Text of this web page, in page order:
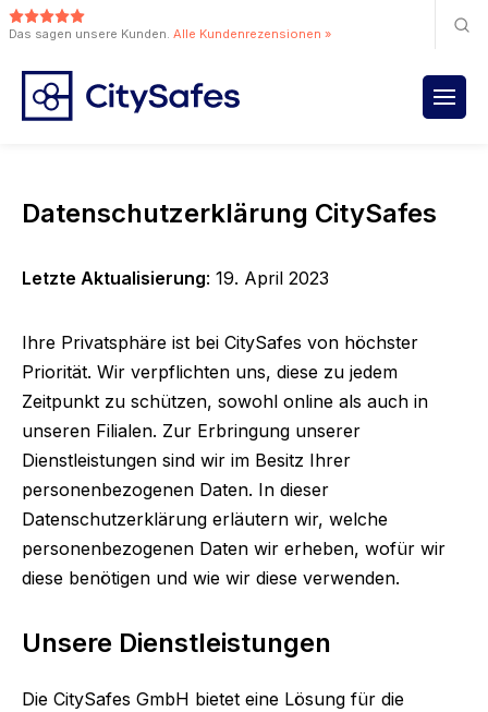
Das sagen unsere Kunden. Alle Kundenrezensionen »
Datenschutzerklärung CitySafes
Letzte Aktualisierung: 19. April 2023
Ihre Privatsphäre ist bei CitySafes von höchster
Priorität. Wir verpflichten uns, diese zu jedem
Zeitpunkt zu schützen, sowohl online als auch in
unseren Filialen. Zur Erbringung unserer
Dienstleistungen sind wir im Besitz Ihrer
personenbezogenen Daten. In dieser
Datenschutzerklärung erläutern wir, welche
personenbezogenen Daten wir erheben, wofür wir
diese benötigen und wie wir diese verwenden.
Unsere Dienstleistungen
Die CitySafes GmbH bietet eine Lösung für die